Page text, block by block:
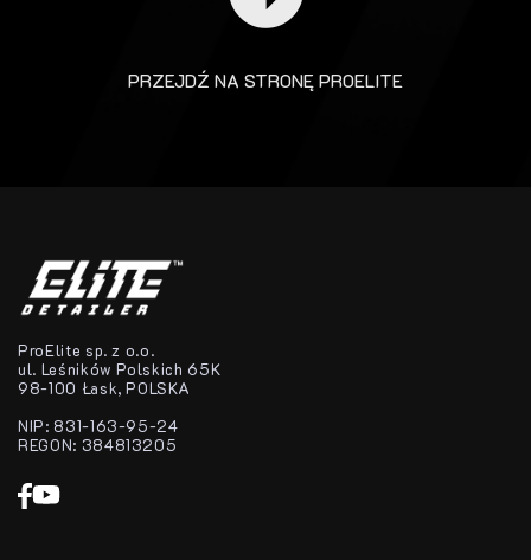
PRZEJDŹ NA STRONĘ PROELITE
ProElite sp. z o.o.
ul. Leśników Polskich 65K
98-100 Łask, POLSKA
NIP: 831-163-95-24
REGON: 384813205